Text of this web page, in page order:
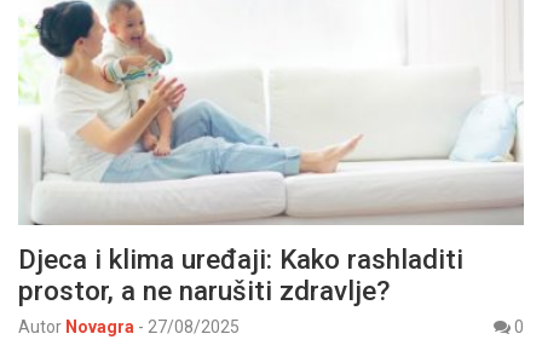
Djeca i klima uređaji: Kako rashladiti
prostor, a ne narušiti zdravlje?
Autor Novagra - 27/08/2025
0